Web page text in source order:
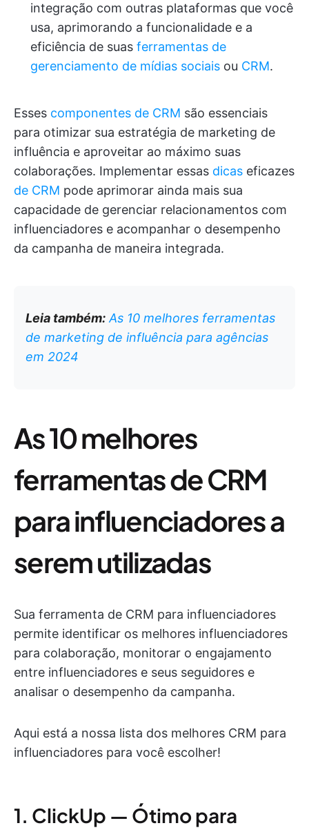
integração com outras plataformas que você
usa, aprimorando a funcionalidade e a
eficiência de suas ferramentas de
gerenciamento de mídias sociais ou CRM.
Esses componentes de CRM são essenciais
para otimizar sua estratégia de marketing de
influência e aproveitar ao máximo suas
colaborações. Implementar essas dicas eficazes
de CRM pode aprimorar ainda mais sua
capacidade de gerenciar relacionamentos com
influenciadores e acompanhar o desempenho
da campanha de maneira integrada.
Leia também: As 10 melhores ferramentas
de marketing de influência para agências
em 2024
As 10 melhores
ferramentas de CRM
para influenciadores a
serem utilizadas
Sua ferramenta de CRM para influenciadores
permite identificar os melhores influenciadores
para colaboração, monitorar o engajamento
entre influenciadores e seus seguidores e
analisar o desempenho da campanha.
Aqui está a nossa lista dos melhores CRM para
influenciadores para você escolher!
1. ClickUp — Ótimo para